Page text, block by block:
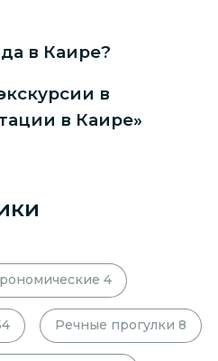
в Каире?
в
в Каире»
4
Речные прогулки 8